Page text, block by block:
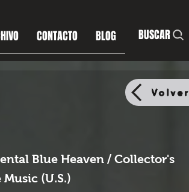
CONTACTO BLOG BUSCAR
Volver
Blue Heaven / Collector's
(U.S.)